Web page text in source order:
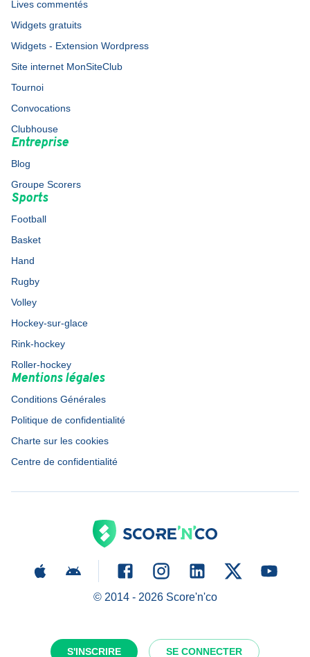
S'INSCRIRE SE CONNECTER
Lives commentés
Widgets gratuits
Widgets - Extension Wordpress
Site internet MonSiteClub
Tournoi
Convocations
Clubhouse
Entreprise
Blog
Groupe Scorers
Sports
Football
Basket
Hand
Rugby
Volley
Hockey-sur-glace
Rink-hockey
Roller-hockey
Mentions légales
Conditions Générales
Politique de confidentialité
Charte sur les cookies
Centre de confidentialité
© 2014 - 2026Score'n'co